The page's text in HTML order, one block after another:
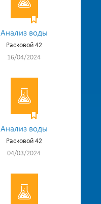
Анализ воды
Расковой 42
16/04/2024
Анализ воды
Расковой 42
04/03/2024